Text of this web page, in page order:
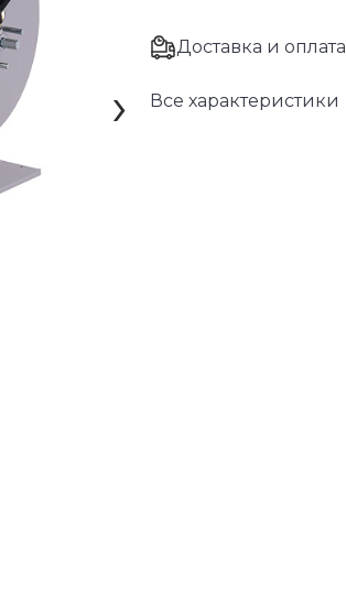
›
Доставка и оплата
Все характеристики